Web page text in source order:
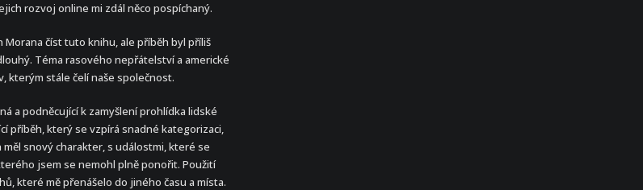
rozvoj online mi zdál něco pospíchaný.
číst tuto knihu, ale příběh byl příliš
Téma rasového nepřátelství a americké
kterým stále čelí naše společnost.
a podněcující k zamyšlení prohlídka lidské
příběh, který se vzpírá snadné kategorizaci,
snový charakter, s událostmi, které se
jsem se nemohl plně ponořit. Použití
které mě přenášelo do jiného času a místa.